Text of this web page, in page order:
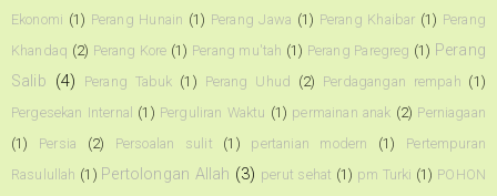
Ekonomi (1) Perang Hunain (1) Perang Jawa (1) Perang Khaibar (1) Perang
Khandaq (2) Perang Kore (1) Perang mu'tah (1) Perang Paregreg (1) Perang
Salib (4) Perang Tabuk (1) Perang Uhud (2) Perdagangan rempah (1)
Pergesekan Internal (1) Perguliran Waktu (1) permainan anak (2) Perniagaan
(1)
Persia (2) Persoalan sulit (1) pertanian modern (1)
Pertempuran
Rasulullah (1) Pertolongan Allah (3) perut sehat (1) pm Turki (1) POHON